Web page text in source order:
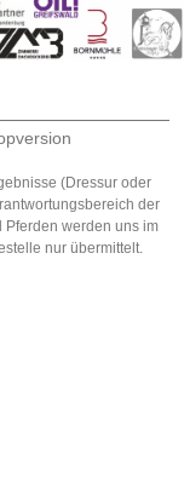
(Dressur oder
der
Pferden werden uns im
nur übermittelt.